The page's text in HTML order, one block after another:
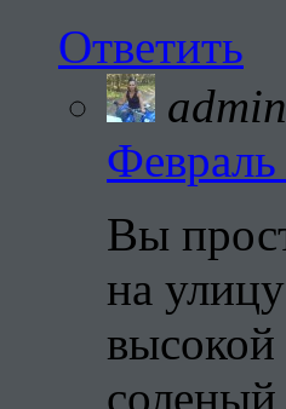
Ответить
admin
Вы
на
соленый